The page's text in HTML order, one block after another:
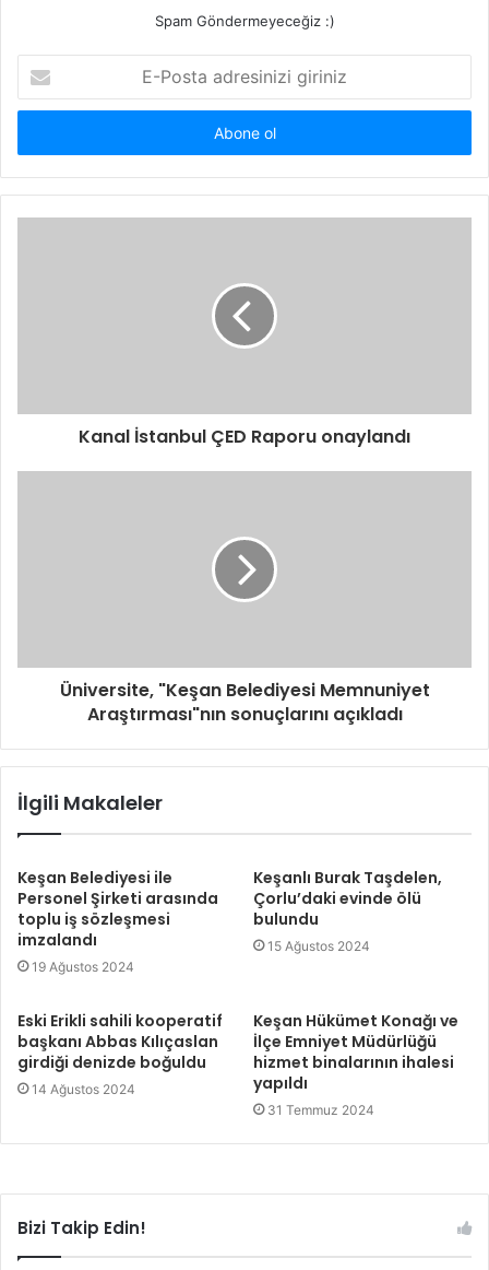
Spam Göndermeyeceğiz :)
Posta
adresinizi
Kanal İstanbul ÇED Raporu onaylandı
Üniversite, "Keşan Belediyesi Memnuniyet
Araştırması"nın sonuçlarını açıkladı
İlgili Makaleler
Keşan Belediyesi ile
Personel Şirketi arasında
toplu iş sözleşmesi
imzalandı
19 Ağustos 2024
Keşanlı Burak Taşdelen,
Çorlu’daki evinde ölü
bulundu
15 Ağustos 2024
Eski Erikli sahili kooperatif
başkanı Abbas Kılıçaslan
girdiği denizde boğuldu
14 Ağustos 2024
Keşan Hükümet Konağı ve
İlçe Emniyet Müdürlüğü
hizmet binalarının ihalesi
yapıldı
31 Temmuz 2024
Bizi Takip Edin!